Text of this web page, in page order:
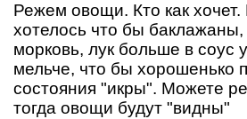
Режем овощи. Кто как
хотелось что бы
морковь, лук больше в соус
мельче, что бы хорошенько
состояния "икры". Можете
тогда овощи будут "видны"